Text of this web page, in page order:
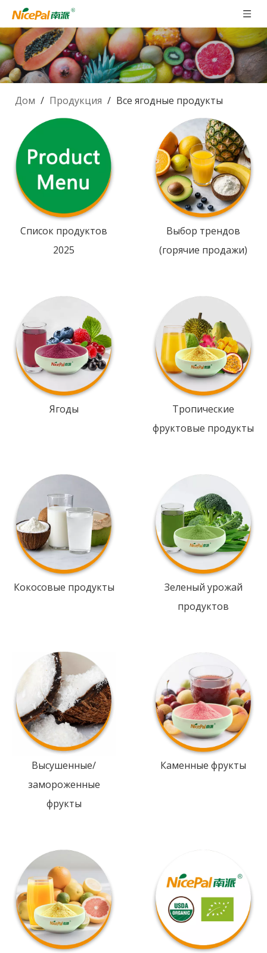
Дом / Продукция / Все ягодные продукты
Список продуктов
2025
Выбор трендов
(горячие продажи)
Ягоды
Тропические
фруктовые продукты
Кокосовые продукты
Зеленый урожай
продуктов
Высушенные/
замороженные
фрукты
Каменные фрукты